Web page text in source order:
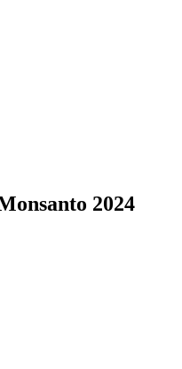
2024